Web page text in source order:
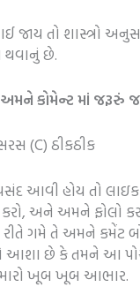
જાય તો શાસ્ત્રો
છે.
અમને કોમેન્ટ માં જરૂરું
(C) ઠીકઠીક
આવી હોય તો લાઇક
કરો, અને અમને ફોલો
ગમે તે અમને કમેંટ
છે કે તમને આ
ખૂબ ખૂબ આભાર.